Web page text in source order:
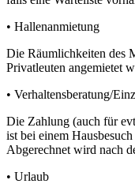
• Hallenanmietung
Die Räumlichkeiten des
Privatleuten angemietet
• Verhaltensberatung/
Die Zahlung (auch für
ist bei einem
Abgerechnet wird nach
• Urlaub